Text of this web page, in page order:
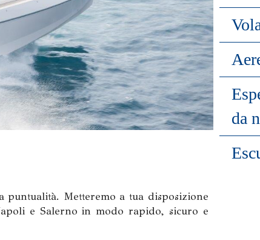
Metteremo a tua disposizione
e Salerno in modo rapido, sicuro e
da